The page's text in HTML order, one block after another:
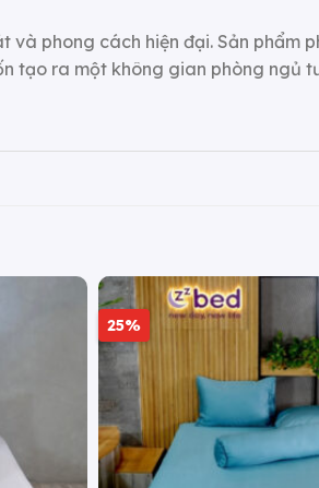
phong cách hiện đại. Sản phẩm
tạo ra một không gian phòng ngủ
25%